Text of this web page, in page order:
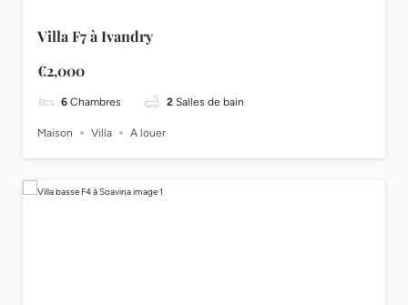
Villa F7 à Ivandry
€2,000
6 Chambres 2 Salles de bain
Maison Villa A louer